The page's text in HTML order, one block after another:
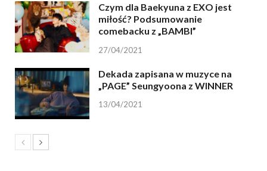
Czym dla Baekyuna z EXO jest
miłość? Podsumowanie
comebacku z „BAMBI”
27/04/2021
Dekada zapisana w muzyce na
„PAGE” Seungyoona z WINNER
13/04/2021